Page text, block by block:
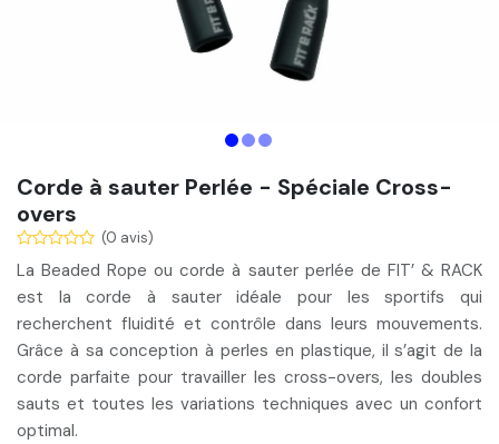
Corde à sauter Perlée - Spéciale Cross-
overs
(0 avis)
La Beaded Rope ou corde à sauter perlée de FIT’ & RACK
est la corde à sauter idéale pour les sportifs qui
recherchent fluidité et contrôle dans leurs mouvements.
Grâce à sa conception à perles en plastique, il s’agit de la
corde parfaite pour travailler les cross-overs, les doubles
sauts et toutes les variations techniques avec un confort
optimal.